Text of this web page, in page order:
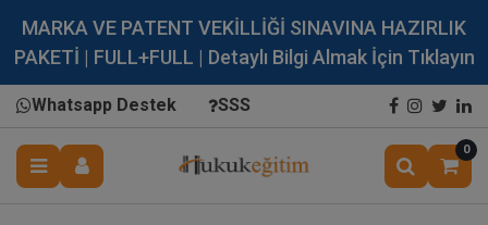
MARKA VE PATENT VEKİLLİĞİ SINAVINA HAZIRLIK
PAKETİ | FULL+FULL | Detaylı Bilgi Almak İçin Tıklayın
Whatsapp Destek SSS
0